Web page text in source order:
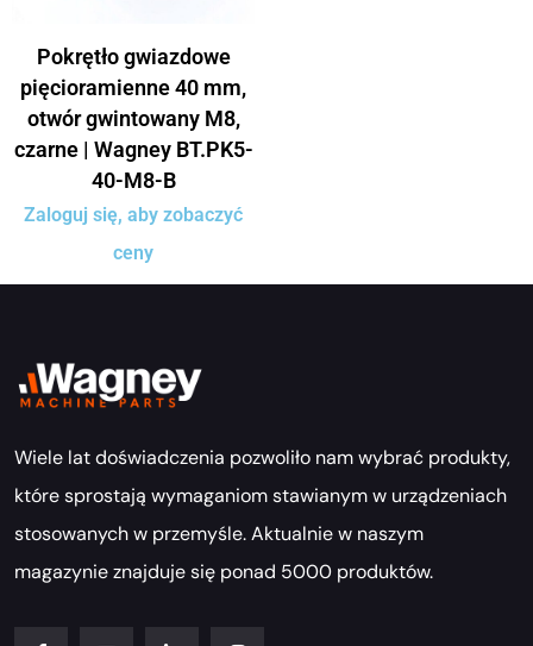
Pokrętło gwiazdowe
pięcioramienne 40 mm,
otwór gwintowany M8,
czarne | Wagney BT.PK5-
40-M8-B
Zaloguj się, aby zobaczyć
ceny
Wiele lat doświadczenia pozwoliło nam wybrać produkty,
które sprostają wymaganiom stawianym w urządzeniach
stosowanych w przemyśle. Aktualnie w naszym
magazynie znajduje się ponad 5000 produktów.